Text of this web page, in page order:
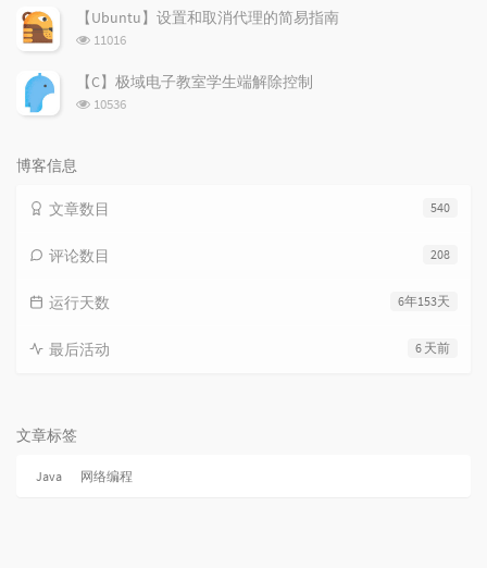
次
【Ubuntu】设置和取消代理的简易指南
浏
次
数:
11016
【C】极域电子教室学生端解除控制
浏
10536
博客信息
540
文章数目
208
评论数目
6年153天
运行天数
6 天前
最后活动
文章标签
Java 网络编程